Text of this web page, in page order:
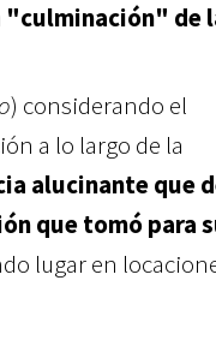
"culminación" de
) considerando el
a lo largo de la
alucinante que
que tomó para
lugar en